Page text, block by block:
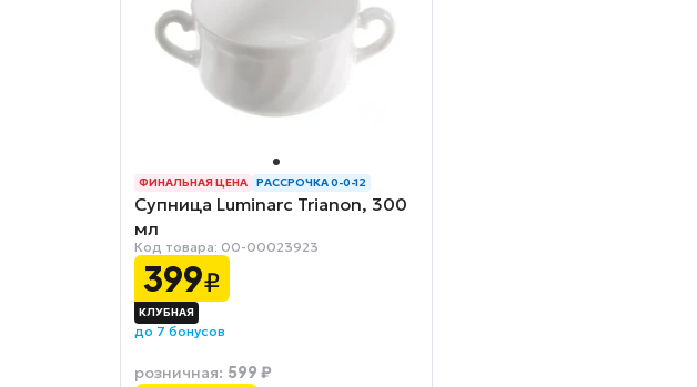
ФИНАЛЬНАЯ ЦЕНА РАССРОЧКА 0-0-12
Супница Luminarc Trianon, 300
мл
Код товара: 00-00023923
399₽
до 7 бонусов
розничная: 599 ₽